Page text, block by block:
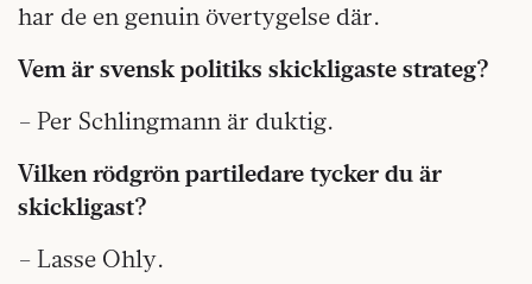
har de en genuin övertygelse där.
Vem är svensk politiks skickligaste strateg?
– Per Schlingmann är duktig.
Vilken rödgrön partiledare tycker du är
skickligast?
– Lasse Ohly.